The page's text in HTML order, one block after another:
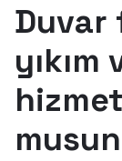
Duvar
yıkım